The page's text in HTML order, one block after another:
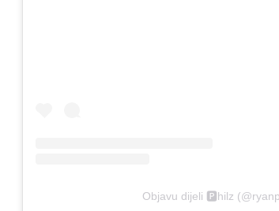
Objavu dijeli 🅿️hilz